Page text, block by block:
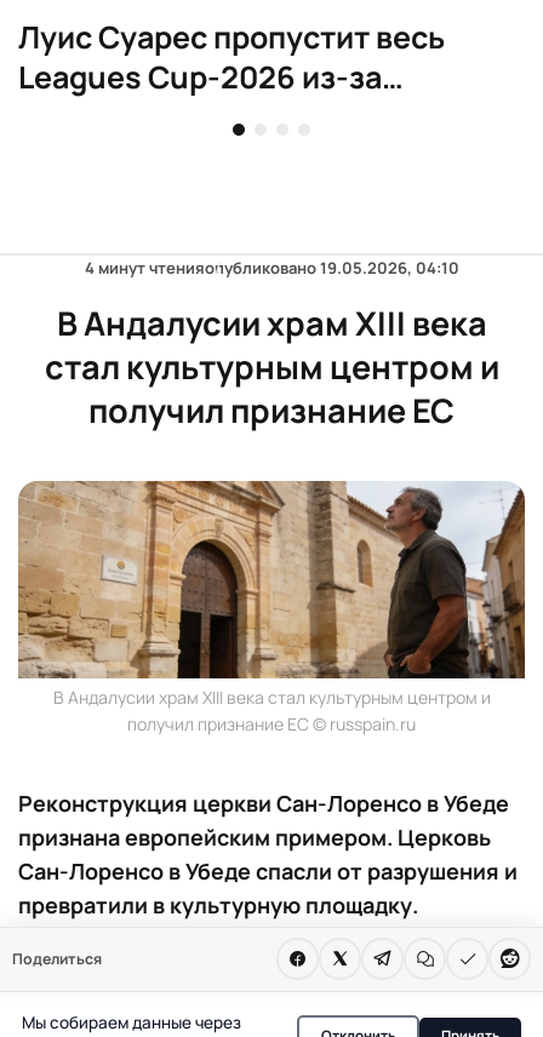
Луис Суарес пропустит весь
Leagues Cup-2026 из-за
дисквалификации
Поделиться
4 минут чтенияопубликовано19.05.2026, 04:10
В Андалусии храм XIII века
стал культурным центром и
получил признание ЕС
В Андалусии храм XIII века стал культурным центром и
получил признание ЕС © russpain.ru
Реконструкция церкви Сан-Лоренсо в Убеде
признана европейским примером. Церковь
Сан-Лоренсо в Убеде спасли от разрушения и
превратили в культурную площадку.
как образец инноваций для сельских
Мы собираем данные через